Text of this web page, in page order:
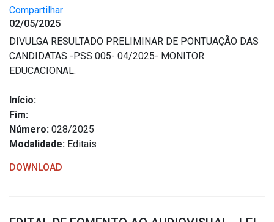
Transparência
Portal da Transparência
Cespro
Outros
Notícias
Compartilhar
02/05/2025
DIVULGA RESULTADO PRELIMINAR DE PONTUAÇÃO DAS
CANDIDATAS -PSS 005- 04/2025- MONITOR
EDUCACIONAL.
Início:
Fim:
Número: 028/2025
Modalidade: Editais
DOWNLOAD